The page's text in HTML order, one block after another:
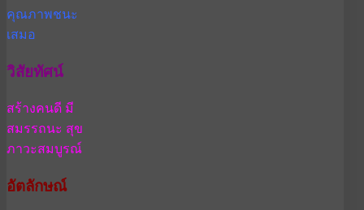
คุณภาพชนะ
เสมอ
วิสัยทัศน์
สร้างคนดี มี
สมรรถนะ สุข
ภาวะสมบูรณ์
อัตลักษณ์